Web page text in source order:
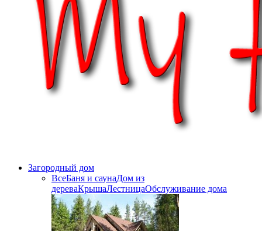
Загородный дом
ВсеБаня и саунаДом из
дереваКрышаЛестницаОбслуживание дома